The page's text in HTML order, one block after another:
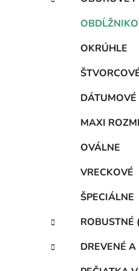
l
e
OKRÚHLE
DÁTUMOVÉ
MAXI
OVÁLNE
VRECKOVÉ
ŠPECIÁLNE
ROBUSTNÉ
DREVENÉ